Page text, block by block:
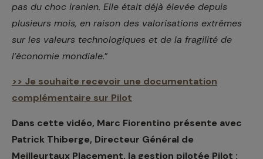
pas du choc iranien. Elle était déjà élevée depuis
plusieurs mois, en raison des valorisations extrêmes
sur les valeurs technologiques et de la fragilité de
l’économie mondiale.”
>> Je souhaite recevoir une documentation
complémentaire sur Pilot
Dans cette vidéo, Marc Fiorentino présente avec
Patrick Thiberge, Directeur Général de
Meilleurtaux Placement, la gestion pilotée Pilot :